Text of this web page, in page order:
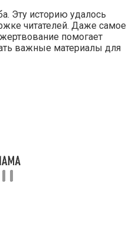
Эту историю удалось
читателей. Даже самое
помогает
важные материалы для